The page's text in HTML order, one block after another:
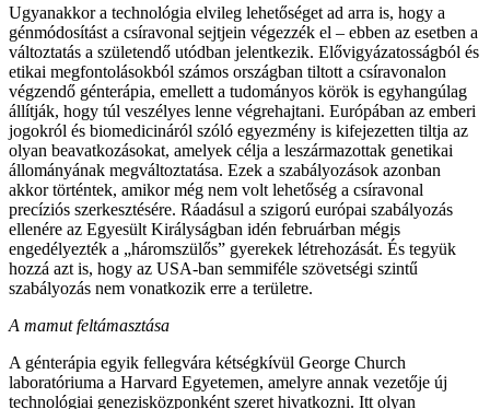
Ugyanakkor a technológia elvileg lehetőséget ad arra is, hogy a
génmódosítást a csíravonal sejtjein végezzék el – ebben az esetben a
változtatás a születendő utódban jelentkezik. Elővigyázatosságból és
etikai megfontolásokból számos országban tiltott a csíravonalon
végzendő génterápia, emellett a tudományos körök is egyhangúlag
állítják, hogy túl veszé­lyes lenne végrehajtani. Európában az emberi
jogokról és biomedicináról szóló egyezmény is kifejezetten tiltja az
olyan beavatkozásokat, amelyek célja a leszármazottak genetikai
állományának megváltoztatása. Ezek a szabályozások azonban
akkor történtek, amikor még nem volt lehetőség a csíravonal
precíziós szerkesztésére. Ráadásul a szigorú európai szabályozás
ellenére az Egyesült Királyságban idén februárban mégis
engedélyezték a „háromszülős” gyerekek létrehozását. És tegyük
hozzá azt is, hogy az USA-ban semmiféle szövetségi szintű
szabályozás nem vonatkozik erre a területre.
A mamut feltámasztása
A génterápia egyik fellegvára kétségkívül George Church
laboratóriuma a Harvard Egyetemen, amelyre annak vezetője új
technológiai genezisközponként szeret hivatkozni. Itt olyan